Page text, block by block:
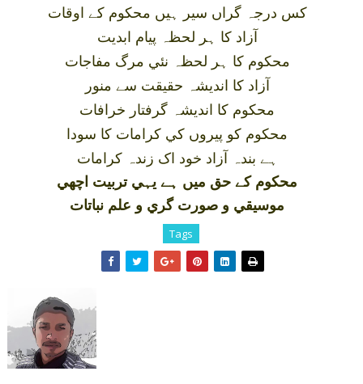
کس درجہ گراں سير ہيں محکوم کے اوقات
آزاد کا ہر لحظہ پيام ابديت
محکوم کا ہر لحظہ نئي مرگ مفاجات
آزاد کا انديشہ حقيقت سے منور
محکوم کا انديشہ گرفتار خرافات
محکوم کو پيروں کي کرامات کا سودا
ہے بندہ آزاد خود اک زندہ کرامات
محکوم کے حق ميں ہے يہي تربيت اچھي
موسيقي و صورت گري و علم نباتات
Tags